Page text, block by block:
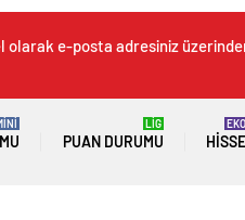
olarak e-posta adresiniz
PUAN DURUMU
LİG